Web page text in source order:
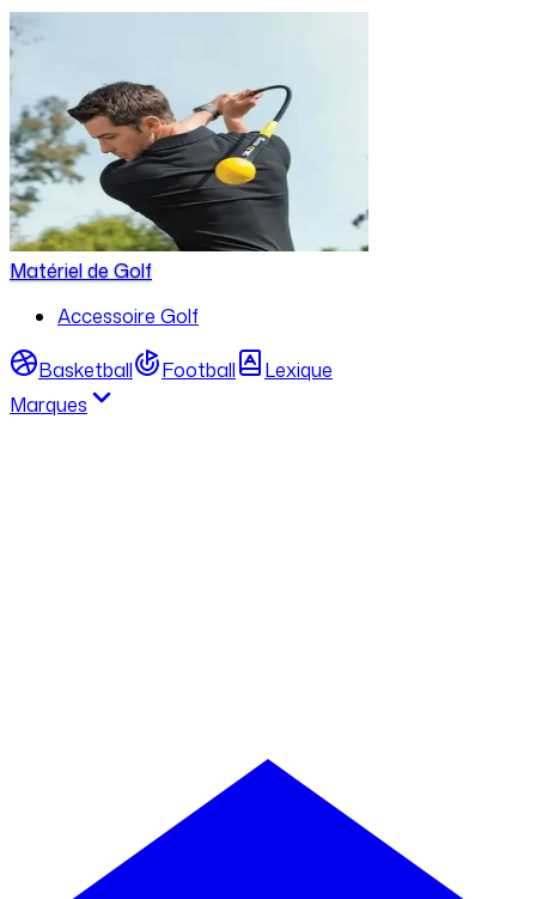
Matériel de Golf
Accessoire Golf
Basketball Football
Lexique
Marques